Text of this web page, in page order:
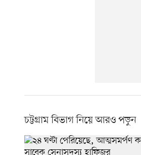
চট্টগ্রাম বিভাগ নিয়ে আরও পড়ুন